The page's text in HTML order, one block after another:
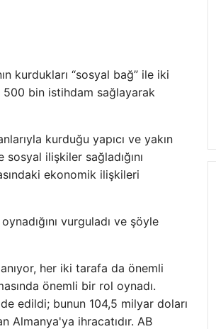
kurdukları “sosyal bağ” ile iki
500 bin istihdam sağlayarak
kurduğu yapıcı ve yakın
ilişkiler sağladığını
ekonomik ilişkileri
vurguladı ve şöyle
her iki tarafa da önemli
önemli bir rol oynadı.
edildi; bunun 104,5 milyar doları
Almanya'ya ihracatıdır. AB